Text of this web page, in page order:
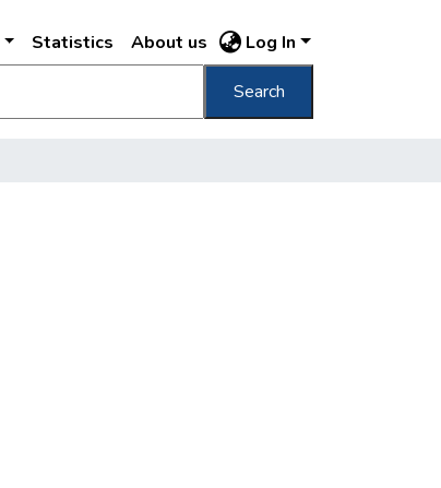
Statistics About us Log In
Search